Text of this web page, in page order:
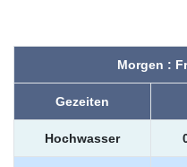
Morgen :
Gezeiten
Hochwasser